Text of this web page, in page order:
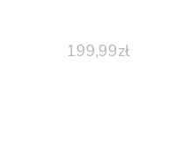
199,99zł